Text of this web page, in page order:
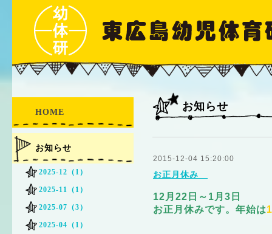
お知らせ
2015-12-04 15:20:00
お正月休み
12月22日～1月3日
お正月休みです。年始は
HOME
お知らせ
2025-12（1）
2025-11（1）
2025-07（3）
2025-04（1）